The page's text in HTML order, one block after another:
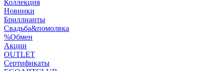
Коллекция
Новинки
Бриллианты
Свадьба&помолвка
%Обмен
Акции
OUTLET
Сертификаты